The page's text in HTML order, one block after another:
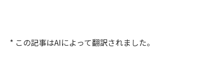
* この記事はAIによって翻訳されました。